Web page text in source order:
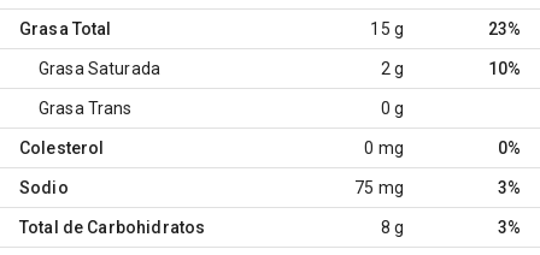
Grasa Total 15 g 23%
Grasa Saturada 2 g 10%
Grasa Trans 0 g
Colesterol 0 mg 0%
Sodio 75 mg 3%
Total de Carbohidratos 8 g 3%